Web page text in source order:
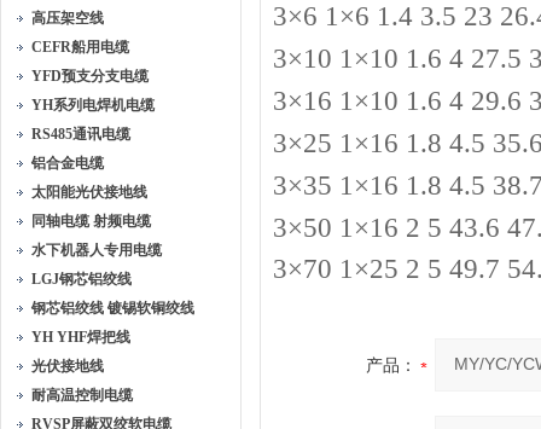
高压架空线
CEFR船用电缆
YFD预支分支电缆
YH系列电焊机电缆
RS485通讯电缆
铝合金电缆
太阳能光伏接地线
同轴电缆 射频电缆
水下机器人专用电缆
LGJ钢芯铝绞线
钢芯铝绞线 镀锡软铜绞线
YH YHF焊把线
光伏接地线
耐高温控制电缆
RVSP屏蔽双绞软电缆
3×6 1×6 1.4 3.5 23
3×10 1×10 1.6 4 27.5
3×16 1×10 1.6 4 29.6
3×25 1×16 1.8 4.5
3×35 1×16 1.8 4.5
3×50 1×16 2 5 43.6
3×70 1×25 2 5 49.7
产品：